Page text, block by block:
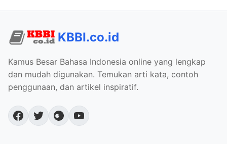
KBBI.co.id
Kamus Besar Bahasa Indonesia online yang lengkap
dan mudah digunakan. Temukan arti kata, contoh
penggunaan, dan artikel inspiratif.